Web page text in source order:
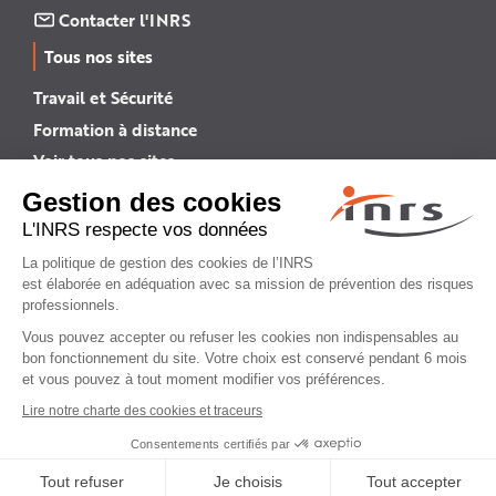
Contacter l'INRS
Tous nos sites
Travail et Sécurité
Formation à distance
Voir tous nos sites →
INRS English
INRS (english version)
Plan du site
Mentions légales
Politique de confidentialité